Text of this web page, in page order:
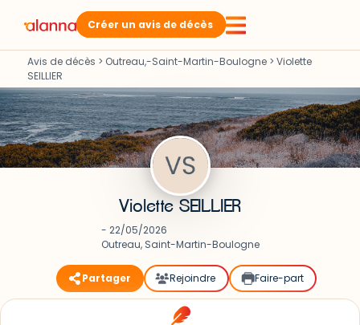
Créer un avis de décès
Avis de décès > Outreau,-Saint-Martin-Boulogne > Violette
SEILLIER
Violette SEILLIER
- 22/05/2026
Outreau, Saint-Martin-Boulogne
Partager Rejoindre Faire-part